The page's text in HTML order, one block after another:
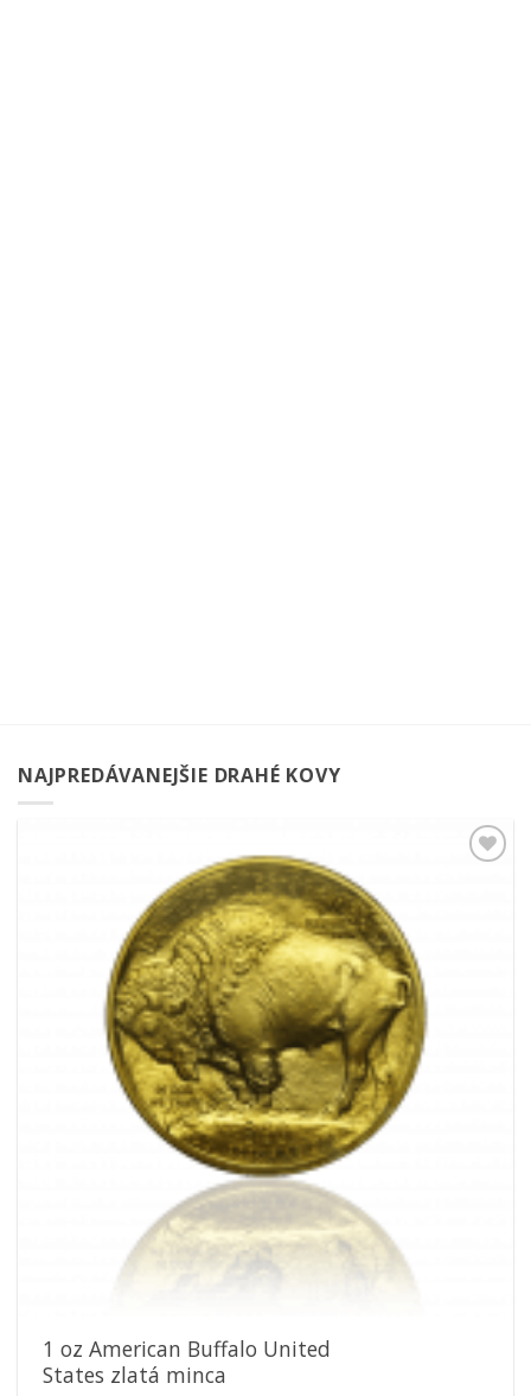
NAJPREDÁVANEJŠIE DRAHÉ KOVY
1 oz American Buffalo United
States zlatá minca